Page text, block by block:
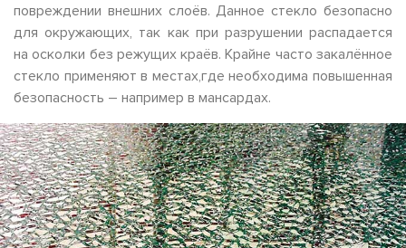
повреждении внешних слоёв. Данное стекло безопасно
для окружающих, так как при разрушении распадается
на осколки без режущих краёв. Крайне часто закалённое
стекло применяют в местах,где необходима повышенная
безопасность – например в мансардах.